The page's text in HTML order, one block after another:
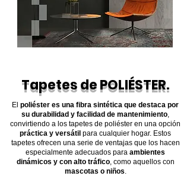
Tapetes de POLIÉSTER.
El poliéster es una fibra sintética que destaca por
su durabilidad y facilidad de mantenimiento,
convirtiendo a los tapetes de poliéster en una opción
práctica y versátil para cualquier hogar. Estos
tapetes ofrecen una serie de ventajas que los hacen
especialmente adecuados para ambientes
dinámicos y con alto tráfico, como aquellos con
mascotas o niños.